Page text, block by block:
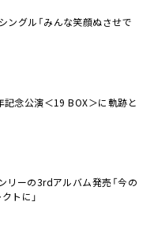
ングル「みんな笑顔ぬさせで
記念公演＜19 BOX＞に軌跡と
リーの3rdアルバム発売「今の
トに」